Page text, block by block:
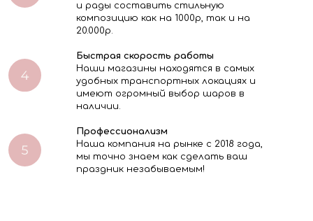
и рады составить стильную
композицию как на 1000р, так и на
20.000р.
Быстрая скорость работы
Наши магазины находятся в самых
удобных транспортных локациях и
имеют огромный выбор шаров в
наличии.
Профессионализм
Наша компания на рынке с 2018 года,
мы точно знаем как сделать ваш
праздник незабываемым!